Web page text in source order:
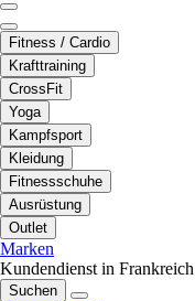
Fitness / Cardio
Krafttraining
CrossFit
Yoga
Kampfsport
Kleidung
Fitnessschuhe
Ausrüstung
Outlet
Marken
Kundendienst in Frankreich
Suchen